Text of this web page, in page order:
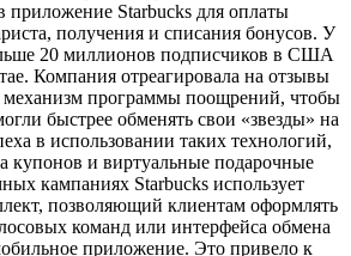
приложение Starbucks для оплаты
получения и списания бонусов. У
20 миллионов подписчиков в США
Компания отреагировала на отзывы
механизм программы поощрений, чтобы
быстрее обменять свои «звезды» на
в использовании таких технологий,
купонов и виртуальные подарочные
кампаниях Starbucks использует
позволяющий клиентам оформлять
команд или интерфейса обмена
приложение. Это привело к